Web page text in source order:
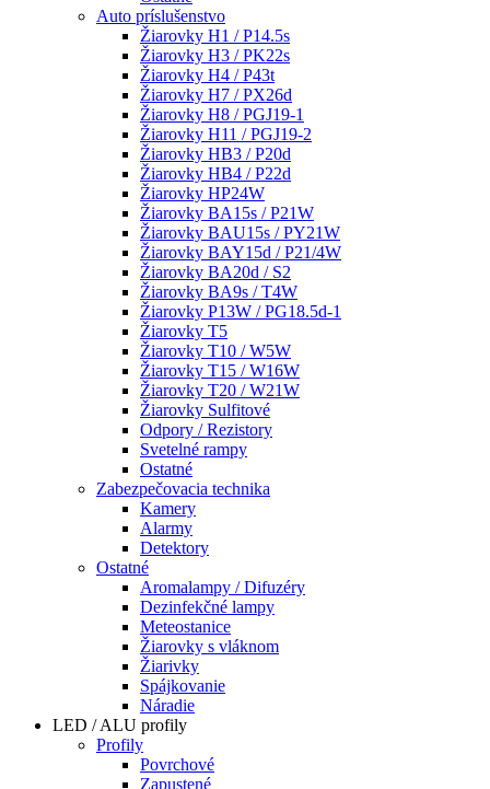
Auto príslušenstvo
Žiarovky H1 / P14.5s
Žiarovky H3 / PK22s
Žiarovky H4 / P43t
Žiarovky H7 / PX26d
Žiarovky H8 / PGJ19-1
Žiarovky H11 / PGJ19-2
Žiarovky HB3 / P20d
Žiarovky HB4 / P22d
Žiarovky HP24W
Žiarovky BA15s / P21W
Žiarovky BAU15s / PY21W
Žiarovky BAY15d / P21/4W
Žiarovky BA20d / S2
Žiarovky BA9s / T4W
Žiarovky P13W / PG18.5d-1
Žiarovky T5
Žiarovky T10 / W5W
Žiarovky T15 / W16W
Žiarovky T20 / W21W
Žiarovky Sulfitové
Odpory / Rezistory
Svetelné rampy
Ostatné
Zabezpečovacia technika
Kamery
Alarmy
Detektory
Ostatné
Aromalampy / Difuzéry
Dezinfekčné lampy
Meteostanice
Žiarovky s vláknom
Žiarivky
Spájkovanie
Náradie
LED / ALU profily
Profily
Povrchové
Zapustené